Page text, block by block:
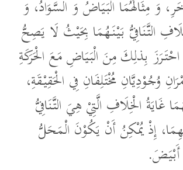
وَ مِثَالُهُمَا الْبَيَاضُ وَ السَّوَادُ، وَ
التَّنَافِيُّ بَيْنَهُمَا بِحَيْثُ لَا يَصِحُّ
بِذلِكَ مِنَ الْبَيَاضِ مَعَ الْحَرَكَةِ
وُجُوْدِيَّانِ مُخْتَلِفَانِ فِي الْحَقِيْقَةِ،
غَايَةُ الْخِلَافِ الَّتِيْ هِيَ التَّنَافِيُّ
إِذْ يُمْكِنُ أَنْ يَكُوْنَ الْمَحَلُّ
أَبْيَضَ.